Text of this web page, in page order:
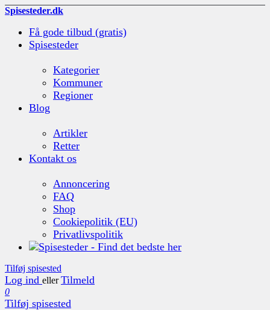
Spisesteder.dk
Få gode tilbud (gratis)
Spisesteder
Kategorier
Kommuner
Regioner
Blog
Artikler
Retter
Kontakt os
Annoncering
FAQ
Shop
Cookiepolitik (EU)
Privatlivspolitik
Tilføj spisested
Log ind eller Tilmeld
0
Tilføj spisested